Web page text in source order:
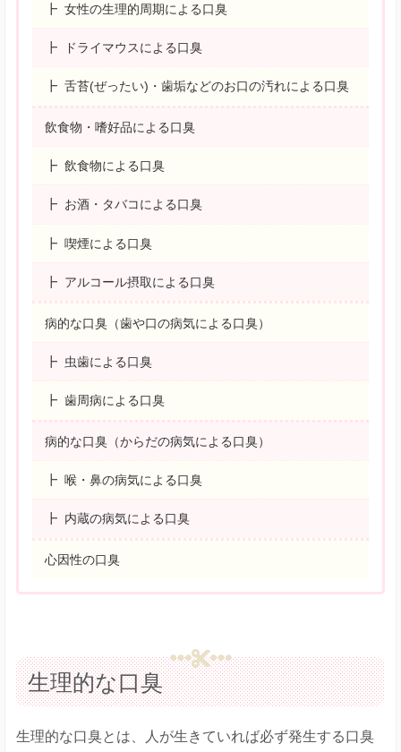
女性の生理的周期による口臭
ドライマウスによる口臭
舌苔(ぜったい)・歯垢などのお口の汚れによる口臭
飲食物・嗜好品による口臭
飲食物による口臭
お酒・タバコによる口臭
喫煙による口臭
アルコール摂取による口臭
病的な口臭（歯や口の病気による口臭）
虫歯による口臭
歯周病による口臭
病的な口臭（からだの病気による口臭）
喉・鼻の病気による口臭
内蔵の病気による口臭
心因性の口臭
生理的な口臭
生理的な口臭とは、人が生きていれば必ず発生する口臭